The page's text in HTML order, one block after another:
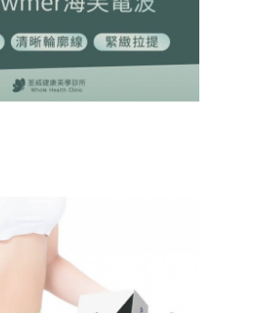
光熠熠，蔡淑臻再度成為全
子裡來了個爆走女醫師》，她
，這次更憑藉精湛表現成功奪